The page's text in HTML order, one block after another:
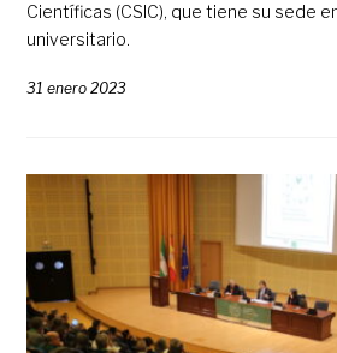
Científicas (CSIC), que tiene su sede
universitario.
31 enero 2023